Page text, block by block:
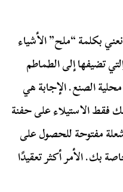
بكلمة “ملح” الأشياء
تضيفها إلى الطماطم
الصنع. الإجابة هي
فقط الاستيلاء على حفنة
شعلة مفتوحة للحصول على
بك. الأمر أكثر تعقيدًا